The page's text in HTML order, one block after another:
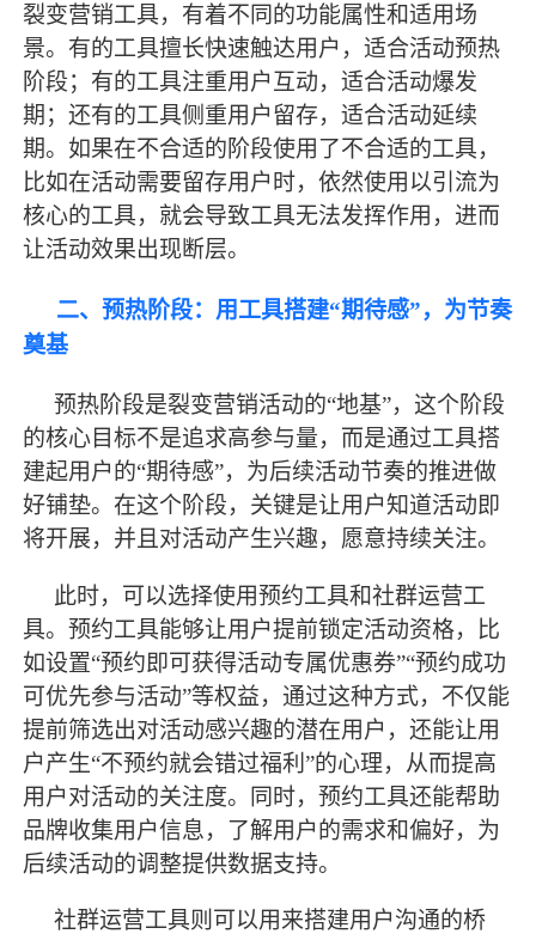
裂变营销工具，有着不同的功能属性和适用场
景。有的工具擅长快速触达用户，适合活动预热
阶段；有的工具注重用户互动，适合活动爆发
期；还有的工具侧重用户留存，适合活动延续
期。如果在不合适的阶段使用了不合适的工具，
比如在活动需要留存用户时，依然使用以引流为
核心的工具，就会导致工具无法发挥作用，进而
让活动效果出现断层。
二、预热阶段：用工具搭建“期待感”，为节奏
奠基
预热阶段是裂变营销活动的“地基”，这个阶段
的核心目标不是追求高参与量，而是通过工具搭
建起用户的“期待感”，为后续活动节奏的推进做
好铺垫。在这个阶段，关键是让用户知道活动即
将开展，并且对活动产生兴趣，愿意持续关注。
此时，可以选择使用预约工具和社群运营工
具。预约工具能够让用户提前锁定活动资格，比
如设置“预约即可获得活动专属优惠券”“预约成功
可优先参与活动”等权益，通过这种方式，不仅能
提前筛选出对活动感兴趣的潜在用户，还能让用
户产生“不预约就会错过福利”的心理，从而提高
用户对活动的关注度。同时，预约工具还能帮助
品牌收集用户信息，了解用户的需求和偏好，为
后续活动的调整提供数据支持。
社群运营工具则可以用来搭建用户沟通的桥